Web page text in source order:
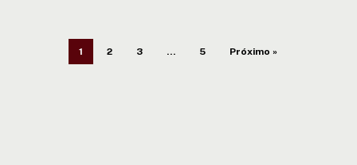
1 2 3 … 5 Próximo »